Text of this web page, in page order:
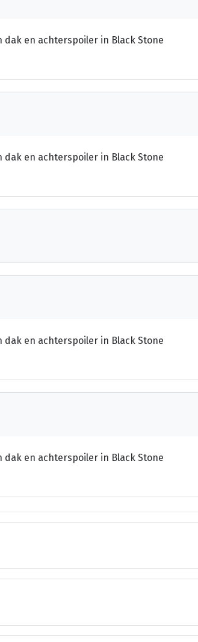
dak en achterspoiler in Black Stone
dak en achterspoiler in Black Stone
dak en achterspoiler in Black Stone
dak en achterspoiler in Black Stone